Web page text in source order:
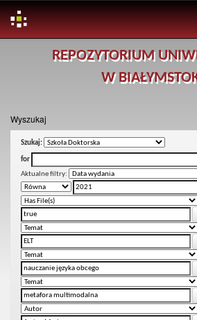
REPOZYTORIUM
W
Wyszukaj
Szukaj:
for
Aktualne filtry: